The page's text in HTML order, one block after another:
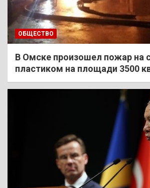
ОБЩЕСТВО
В Омске произошел пожар на
пластиком на площади 3500